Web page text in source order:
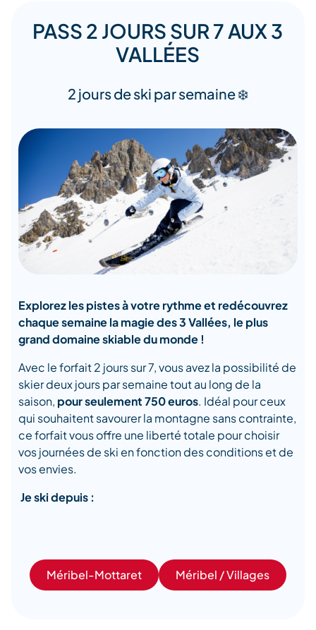
PASS 2 JOURS SUR 7 AUX 3
VALLÉES
2 jours de ski par semaine ❄️
Explorez les pistes à votre rythme et redécouvrez
chaque semaine la magie des 3 Vallées, le plus
grand domaine skiable du monde !
Avec le forfait 2 jours sur 7, vous avez la possibilité de
skier deux jours par semaine tout au long de la
saison, pour seulement 750 euros. Idéal pour ceux
qui souhaitent savourer la montagne sans contrainte,
ce forfait vous offre une liberté totale pour choisir
vos journées de ski en fonction des conditions et de
vos envies.
Je ski depuis :
Méribel-Mottaret Méribel / Villages